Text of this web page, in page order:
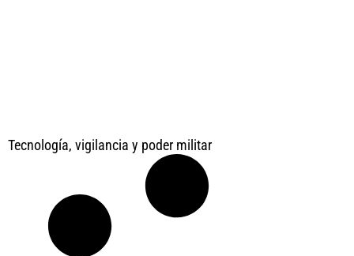
Tecnología, vigilancia y poder militar